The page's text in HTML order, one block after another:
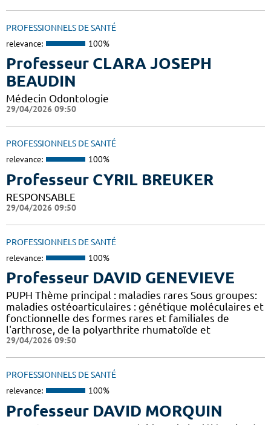
PROFESSIONNELS DE SANTÉ
relevance: 100%
Professeur CLARA JOSEPH
BEAUDIN
Médecin Odontologie
29/04/2026 09:50
PROFESSIONNELS DE SANTÉ
relevance: 100%
Professeur CYRIL BREUKER
RESPONSABLE
29/04/2026 09:50
PROFESSIONNELS DE SANTÉ
relevance: 100%
Professeur DAVID GENEVIEVE
PUPH Thème principal : maladies rares Sous groupes:
maladies ostéoarticulaires : génétique moléculaires et
fonctionnelle des formes rares et familiales de
l'arthrose, de la polyarthrite rhumatoïde et
29/04/2026 09:50
PROFESSIONNELS DE SANTÉ
relevance: 100%
Professeur DAVID MORQUIN